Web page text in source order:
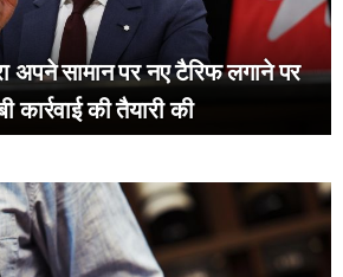
अपने सामान पर नए टैरिफ लगाने पर
कार्रवाई की तैयारी की